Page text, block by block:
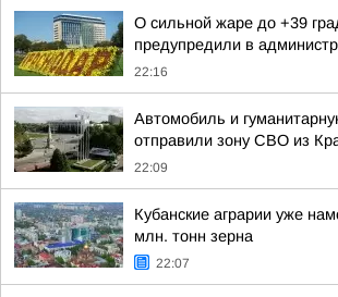
О сильной жаре до +39
предупредили в
22:16
Автомобиль и
отправили зону СВО из
22:09
Кубанские аграрии уже
млн. тонн зерна
22:07